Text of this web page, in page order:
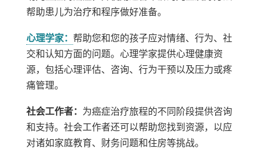
帮助患儿为治疗和程序做好准备。
心理学家： 帮助您和您的孩子应对情绪、行为、社
交和认知方面的问题。心理学家提供心理健康资
源，包括心理评估、咨询、行为干预以及压力或疼
痛管理。
社会工作者： 为癌症治疗旅程的不同阶段提供咨询
和支持。社会工作者还可以帮助您找到资源，以应
对诸如家庭教育、财务问题和住房等挑战。